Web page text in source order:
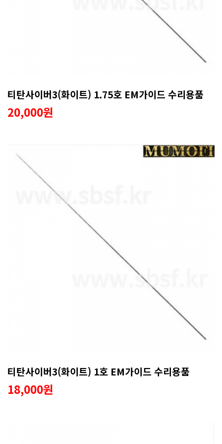
티탄사이버3(화이트) 1.75호 EM가이드 수리용품
20,000원
티탄사이버3(화이트) 1호 EM가이드 수리용품
18,000원